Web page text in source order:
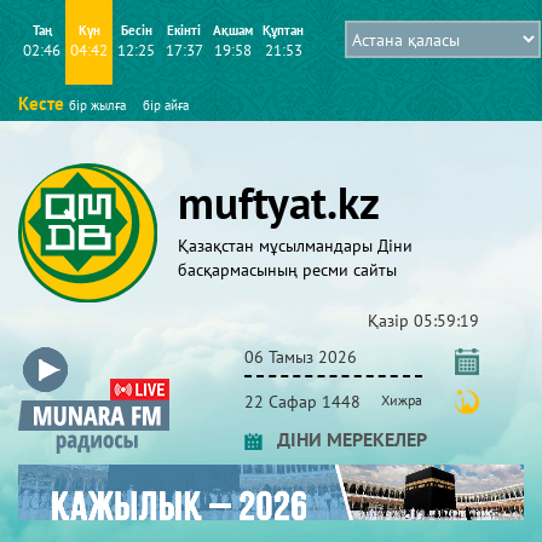
Таң
02:46
Күн
04:42
Бесін
12:25
Екінті
17:37
Ақшам
19:58
Құптан
21:53
Кесте бір жылға бір айға
muftyat.kz
Қазақстан мұсылмандары Діни
басқармасының ресми сайты
Қазір 05:59:19
06 Тамыз 2026
22 Сафар 1448 Хижра
ДІНИ МЕРЕКЕЛЕР